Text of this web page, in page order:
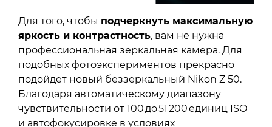
Для того, чтобы подчеркнуть максимальную
яркость и контрастность, вам не нужна
профессиональная зеркальная камера. Для
подобных фотоэкспериментов прекрасно
подойдет новый беззеркальный Nikon Z 50.
Благодаря автоматическому диапазону
чувствительности от 100 до 51 200 единиц ISO
и автофокусировке в условиях